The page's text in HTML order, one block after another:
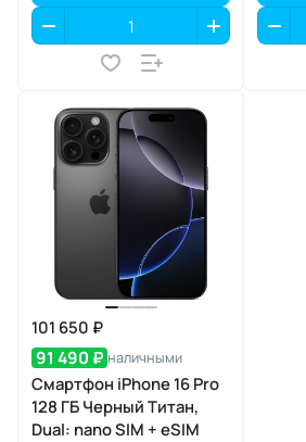
101 650 ₽
91 490 ₽ наличными
Смартфон iPhone 16 Pro
128 ГБ Черный Титан,
Dual: nano SIM + eSIM